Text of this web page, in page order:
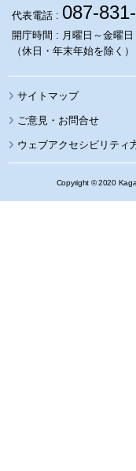
代表電話 : 087-
開庁時間 : 月曜日～金曜
（休日・年末年始を除く）
サイトマップ
ウェブアクセシビリティ
Copyright © 2020